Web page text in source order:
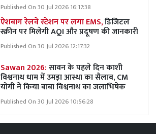
Published On 30 Jul 2026 16:17:38
ऐशबाग रेलवे स्टेशन पर लगा EMS,डिजिटल
स्क्रीन पर मिलेगी AQI और प्रदूषण की जानकारी
Published On 30 Jul 2026 12:17:32
Sawan 2026:सावन के पहले दिन काशी
विश्वनाथ धाम में उमड़ा आस्था का सैलाब, CM
योगी ने किया बाबा विश्वनाथ का जलाभिषेक
Published On 30 Jul 2026 10:56:28